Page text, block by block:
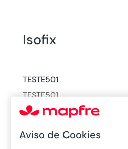
Isofix
TESTE501
02/12/21
TESTE501
Ler mais
Aviso de Cookies